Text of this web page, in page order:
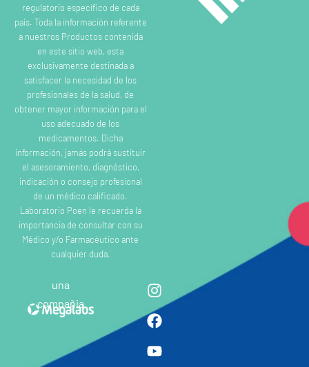
regulatorio específico de cada
país. Toda la información referente
a nuestros Productos contenida
en este sitio web, esta
exclusivamente destinada a
satisfacer la necesidad de los
profesionales de la salud, de
obtener mayor información para el
uso adecuado de los
medicamentos. Dicha
información, jamás podrá sustituir
el asesoramiento, diagnóstico,
indicación o consejo profesional
de un médico calificado.
Laboratorio Poen le recuerda la
importancia de consultar con su
Médico y/o Farmacéutico ante
cualquier duda.
una
compañia